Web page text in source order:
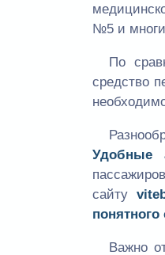
№5 и
По
средство
Удобные
сайту
понятного
Важно